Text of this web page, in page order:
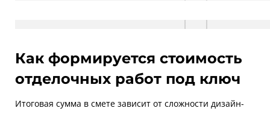
Как формируется стоимость
отделочных работ под ключ
Итоговая сумма в смете зависит от сложности дизайн-